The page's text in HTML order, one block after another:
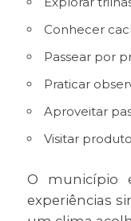
Conhecer
Passear por
Praticar
Aproveitar
Visitar
O município
experiências